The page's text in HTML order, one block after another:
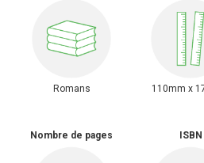
Romans 110mm x
Nombre de pages ISBN